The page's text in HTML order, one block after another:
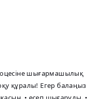
шығармашылық
құралы! Егер балаңыз